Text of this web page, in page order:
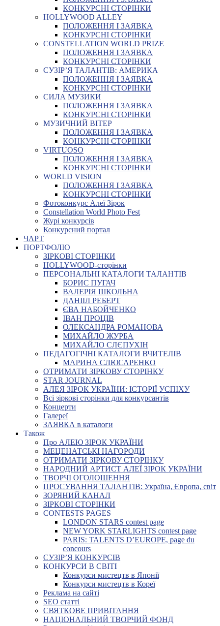
КОНКУРСНІ СТОРІНКИ
HOLLYWOOD ALLEY
ПОЛОЖЕННЯ І ЗАЯВКА
КОНКУРСНІ СТОРІНКИ
CONSTELLATION WORLD PRIZE
ПОЛОЖЕННЯ І ЗАЯВКА
КОНКУРСНІ СТОРІНКИ
СУЗІР’Я ТАЛАНТІВ: АМЕРИКА
ПОЛОЖЕННЯ І ЗАЯВКА
КОНКУРСНІ СТОРІНКИ
СИЛА МУЗИКИ
ПОЛОЖЕННЯ І ЗАЯВКА
КОНКУРСНІ СТОРІНКИ
МУЗИЧНИЙ ВІТЕР
ПОЛОЖЕННЯ І ЗАЯВКА
КОНКУРСНІ СТОРІНКИ
VIRTUOSO
ПОЛОЖЕННЯ І ЗАЯВКА
КОНКУРСНІ СТОРІНКИ
WORLD VISION
ПОЛОЖЕННЯ І ЗАЯВКА
КОНКУРСНІ СТОРІНКИ
Фотоконкурс Алеї Зірок
Constellation World Photo Fest
Журі конкурсів
Конкурсний портал
ЧАРТ
ПОРТФОЛІО
ЗІРКОВІ СТОРІНКИ
HOLLYWOOD-сторінки
ПЕРСОНАЛЬНІ КАТАЛОГИ ТАЛАНТІВ
БОРИС ПУГАЧ
ВАЛЕРІЯ ШКОЛЬНА
ДАНІІЛ РЕБЕРТ
ЄВА НАБОЙЧЕНКО
ІВАН ПРОЦІВ
ОЛЕКСАНДРА РОМАНОВА
МИХАЙЛО ЖУРБА
МИХАЙЛО СЛЄПУХІН
ПЕДАГОГІЧНІ КАТАЛОГИ ВЧИТЕЛІВ
МАРИНА СЛЮСАРЕНКО
ОТРИМАТИ ЗІРКОВУ СТОРІНКУ
STAR JOURNAL
АЛЕЯ ЗІРОК УКРАЇНИ: ІСТОРІЇ УСПІХУ
Всі зіркові сторінки для конкурсантів
Концерти
Галереї
ЗАЯВКА в каталоги
Також
Про АЛЕЮ ЗІРОК УКРАЇНИ
МЕЦЕНАТСЬКІ НАГОРОДИ
ОТРИМАТИ ЗІРКОВУ СТОРІНКУ
НАРОДНИЙ АРТИСТ АЛЕЇ ЗІРОК УКРАЇНИ
ТВОРЧІ ОГОЛОШЕННЯ
ПРОСУВАННЯ ТАЛАНТІВ: Україна, Європа, світ
ЗОРЯНИЙ КАНАЛ
ЗІРКОВІ СТОРІНКИ
CONTESTS PAGES
LONDON STARS contest page
NEW YORK STARLIGHTS contest page
PARIS: TALENTS D’EUROPE, page du
concours
СУЗІР’Я КОНКУРСІВ
КОНКУРСИ В СВІТІ
Конкурси мистецтв в Японії
Конкурси мистецтв в Кореї
Реклама на сайті
SEO статті
СВЯТКОВЕ ПРИВІТАННЯ
НАЦІОНАЛЬНИЙ ТВОРЧИЙ ФОНД